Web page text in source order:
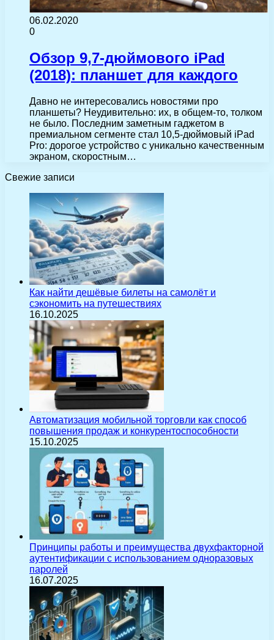
06.02.2020
0
Обзор 9,7-дюймового iPad
(2018): планшет для каждого
Давно не интересовались новостями про
планшеты? Неудивительно: их, в общем-то, толком
не было. Последним заметным гаджетом в
премиальном сегменте стал 10,5-дюймовый iPad
Pro: дорогое устройство с уникально качественным
экраном, скоростным…
Свежие записи
Как найти дешёвые билеты на самолёт и
сэкономить на путешествиях
16.10.2025
Автоматизация мобильной торговли как способ
повышения продаж и конкурентоспособности
15.10.2025
Принципы работы и преимущества двухфакторной
аутентификации с использованием одноразовых
паролей
16.07.2025